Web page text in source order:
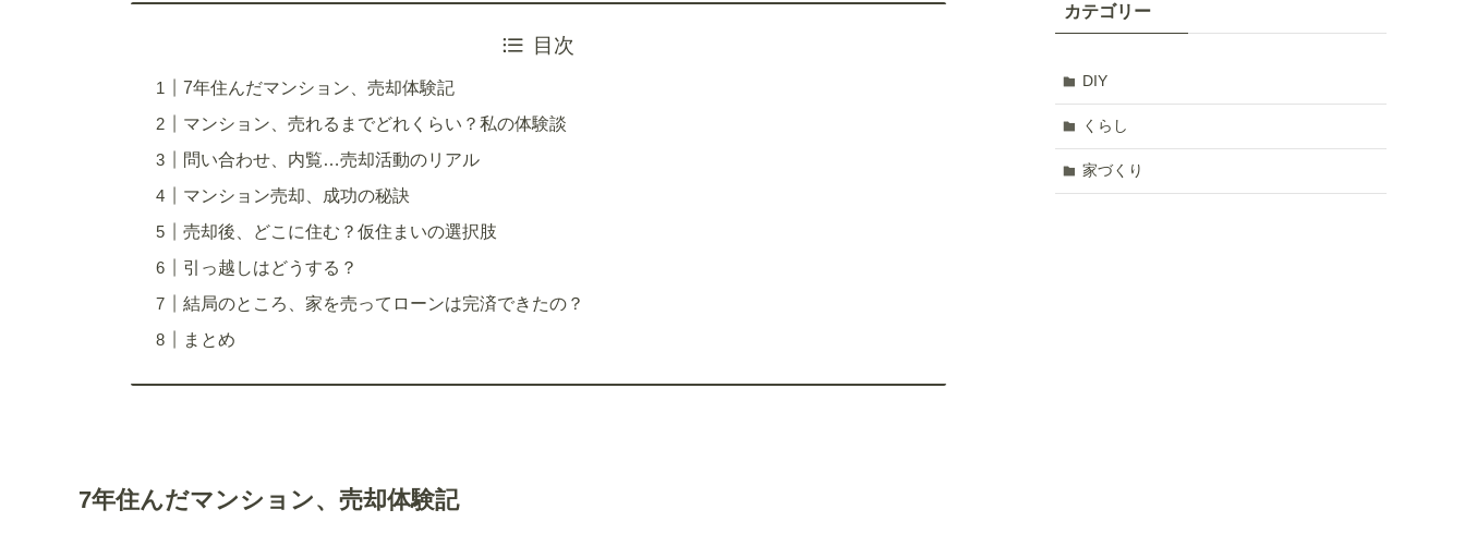
目次
7年住んだマンション、売却体験記
マンション、売れるまでどれくらい？私の体験談
問い合わせ、内覧…売却活動のリアル
マンション売却、成功の秘訣
売却後、どこに住む？仮住まいの選択肢
引っ越しはどうする？
結局のところ、家を売ってローンは完済できたの？
まとめ
7年住んだマンション、売却体験記
カテゴリー
DIY
くらし
家づくり